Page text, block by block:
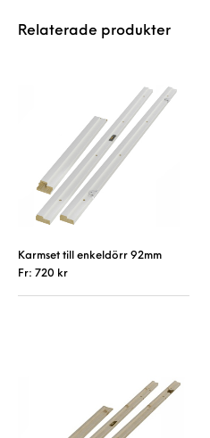
Relaterade produkter
Karmset till enkeldörr 92mm
Fr:720 kr